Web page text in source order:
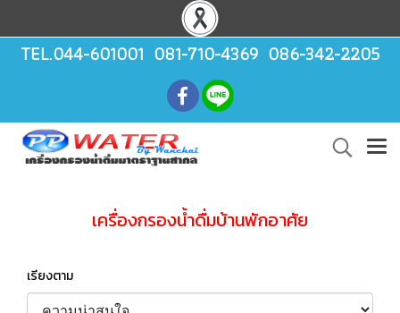
TEL.044-601001 081-710-4369 086-342-2205
เครื่องกรองน้ำดื่มบ้านพักอาศัย
เรียงตาม